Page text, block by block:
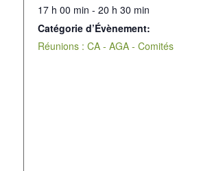
17 h 00 min - 20 h 30 min
Catégorie d’Évènement:
Réunions : CA - AGA - Comités